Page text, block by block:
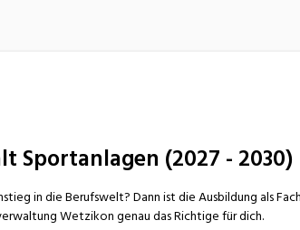
Sportanlagen (2027 - 2030)
in die Berufswelt? Dann ist die Ausbildung als
Wetzikon genau das Richtige für dich.